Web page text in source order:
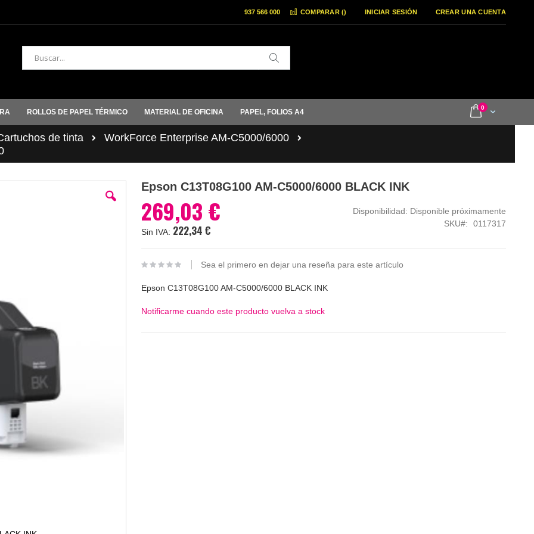
COMPARAR () INICIAR SESIÓN CREAR UNA CUENTA
937 566 000
Buscar
Cart
0items
ROLLOS DE PAPEL TÉRMICO MATERIAL DE OFICINA PAPEL, FOLIOS A4
de tinta
WorkForce Enterprise AM-C5000/6000
Epson C13T08G100 AM-C5000/6000 BLACK INK
269,03 €
222,34 €
Disponibilidad: Disponible próximamente
SKU
0117317
Sea el primero en dejar una reseña para este artículo
Epson C13T08G100 AM-C5000/6000 BLACK INK
Notificarme cuando este producto vuelva a stock